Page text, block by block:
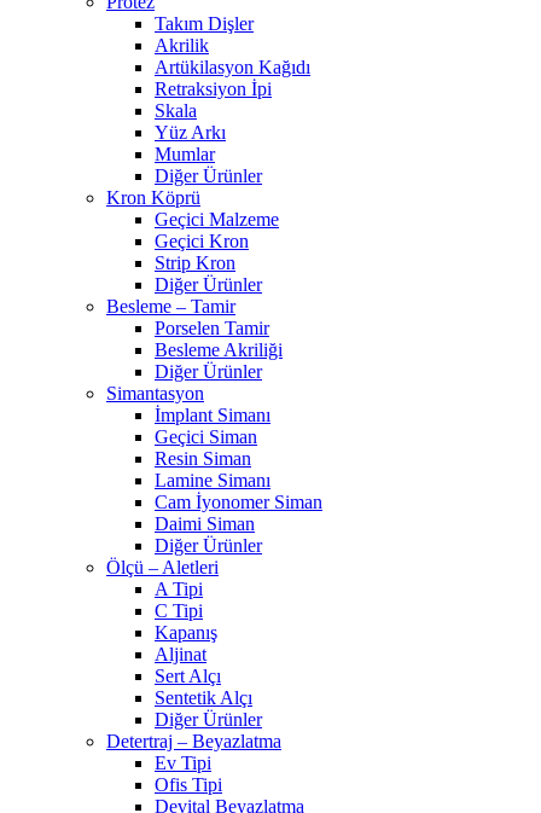
Takım Dişler
Akrilik
Artükilasyon Kağıdı
Retraksiyon İpi
Skala
Yüz Arkı
Mumlar
Diğer Ürünler
Kron Köprü
Geçici Malzeme
Geçici Kron
Strip Kron
Diğer Ürünler
Besleme – Tamir
Porselen Tamir
Besleme Akriliği
Diğer Ürünler
Simantasyon
İmplant Simanı
Geçici Siman
Resin Siman
Lamine Simanı
Cam İyonomer Siman
Daimi Siman
Diğer Ürünler
Ölçü – Aletleri
A Tipi
C Tipi
Kapanış
Aljinat
Sert Alçı
Sentetik Alçı
Diğer Ürünler
Detertraj – Beyazlatma
Ev Tipi
Ofis Tipi
Devital Beyazlatma